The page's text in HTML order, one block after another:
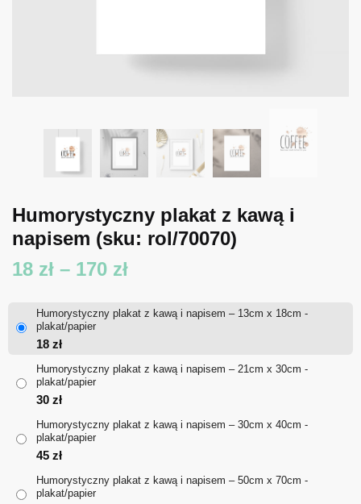
Humorystyczny plakat z kawą i
napisem (sku: rol/70070)
18 zł – 170 złZakres
18 zł
170 zł
Humorystyczny plakat z kawą i napisem – 13cm x 18cm -
plakat/papier
18 zł
Humorystyczny plakat z kawą i napisem – 21cm x 30cm -
plakat/papier
30 zł
Humorystyczny plakat z kawą i napisem – 30cm x 40cm -
plakat/papier
45 zł
Humorystyczny plakat z kawą i napisem – 50cm x 70cm -
plakat/papier